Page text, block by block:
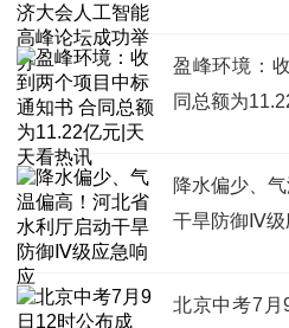
盈峰环境：
同总额为
降水偏少、
干旱防御Ⅳ级
北京中考7月